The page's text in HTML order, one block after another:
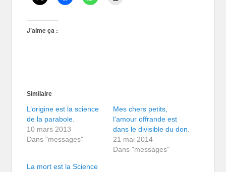
J’aime ça :
Similaire
L’origine est la science
de la parabole.
10 mars 2013
Dans "messages"
Mes chers petits,
l’amour offrande est
dans le divisible du don.
21 mai 2014
Dans "messages"
La mort est la Science